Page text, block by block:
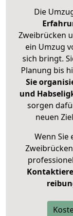
Die
Zweibrücken
ein Umzug
sich bringt.
Planung bis
Sie
und
sorgen
neuen
Wenn Sie